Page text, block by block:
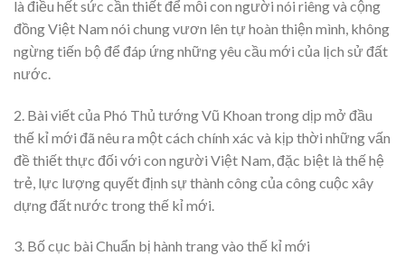
là điều hết sức cần thiết để mỗi con người nói riêng và cộng
đồng Việt Nam nói chung vươn lên tự hoàn thiện mình, không
ngừng tiến bộ để đáp ứng những yêu cầu mới của lịch sử đất
nước.
2. Bài viết của Phó Thủ tướng Vũ Khoan trong dịp mở đầu
thế kỉ mới đã nêu ra một cách chính xác và kịp thời những vấn
đề thiết thực đối với con người Việt Nam, đặc biệt là thế hệ
trẻ, lực lượng quyết định sự thành công của công cuộc xây
dựng đất nước trong thế kỉ mới.
3. Bố cục bài Chuẩn bị hành trang vào thế kỉ mới